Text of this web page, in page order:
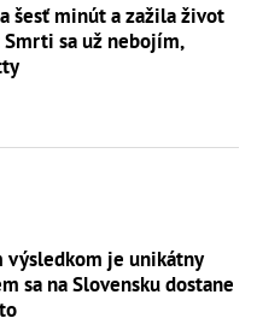
šesť minút a zažila život
sa už nebojím,
výsledkom je unikátny
sa na Slovensku dostane